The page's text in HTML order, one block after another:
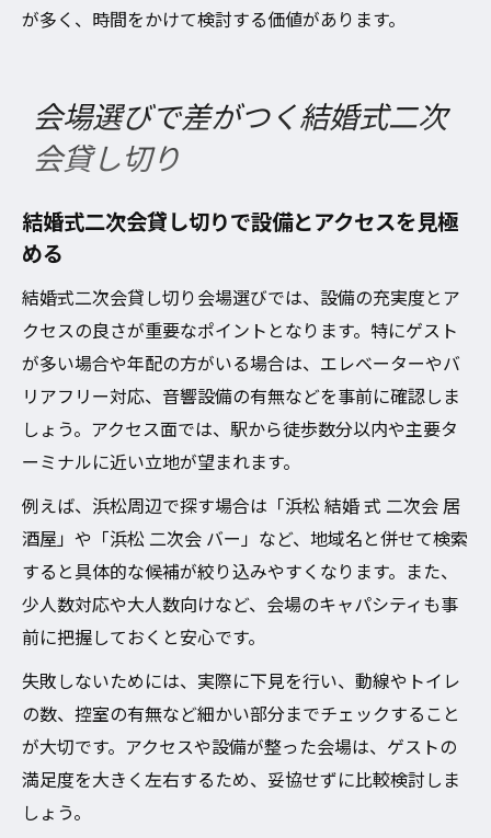
が多く、時間をかけて検討する価値があります。
会場選びで差がつく結婚式二次
会貸し切り
結婚式二次会貸し切りで設備とアクセスを見極
める
結婚式二次会貸し切り会場選びでは、設備の充実度とア
クセスの良さが重要なポイントとなります。特にゲスト
が多い場合や年配の方がいる場合は、エレベーターやバ
リアフリー対応、音響設備の有無などを事前に確認しま
しょう。アクセス面では、駅から徒歩数分以内や主要タ
ーミナルに近い立地が望まれます。
例えば、浜松周辺で探す場合は「浜松 結婚 式 二次会 居
酒屋」や「浜松 二次会 バー」など、地域名と併せて検索
すると具体的な候補が絞り込みやすくなります。また、
少人数対応や大人数向けなど、会場のキャパシティも事
前に把握しておくと安心です。
失敗しないためには、実際に下見を行い、動線やトイレ
の数、控室の有無など細かい部分までチェックすること
が大切です。アクセスや設備が整った会場は、ゲストの
満足度を大きく左右するため、妥協せずに比較検討しま
しょう。